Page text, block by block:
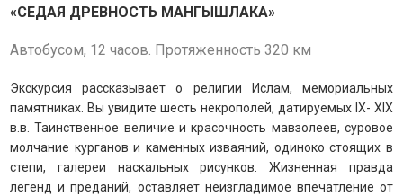
«СЕДАЯ ДРЕВНОСТЬ МАНГЫШЛАКА»
Автобусом, 12 часов. Протяженность 320 км
Экскурсия рассказывает о религии Ислам, мемориальных
памятниках. Вы увидите шесть некрополей, датируемых IX- XIX
в.в. Таинственное величие и красочность мавзолеев, суровое
молчание курганов и каменных изваяний, одиноко стоящих в
степи, галереи наскальных рисунков.Жизненная правда
легенд и преданий, оставляет неизгладимое впечатление от